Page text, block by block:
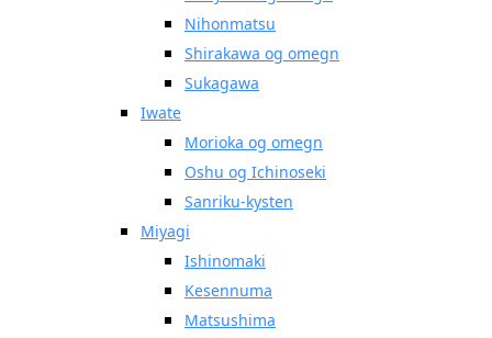
Nihonmatsu
Shirakawa og omegn
Sukagawa
Iwate
Morioka og omegn
Oshu og Ichinoseki
Sanriku-kysten
Miyagi
Ishinomaki
Kesennuma
Matsushima